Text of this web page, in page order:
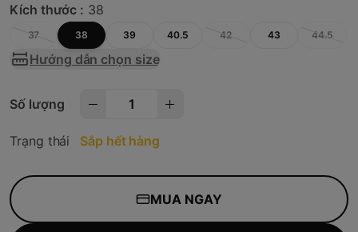
Kích thước : 38
37 38 39 40.5 42 43 44.5
Hướng dẫn chọn size
Số lượng
Trạng thái Sắp hết hàng
MUA NGAY